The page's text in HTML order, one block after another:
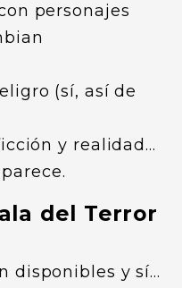
personajes
(sí, así de
y realidad…
del Terror
disponibles y sí…